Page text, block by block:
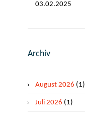
03.02.2025
Archiv
August 2026 (1)
Juli 2026 (1)